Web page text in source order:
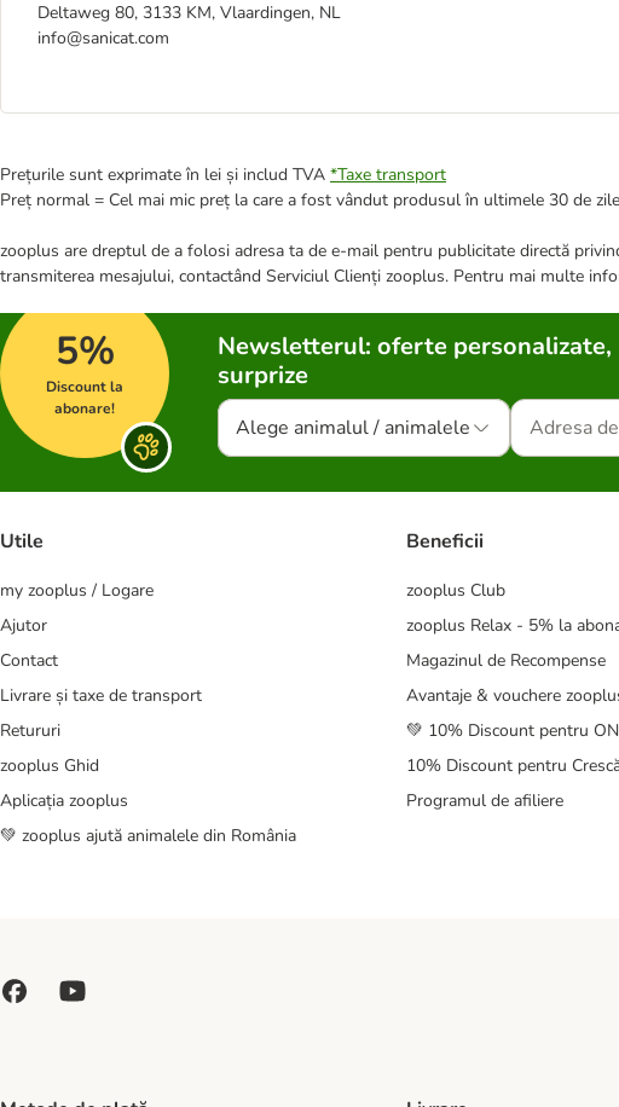
Deltaweg 80, 3133 KM, Vlaardingen, NL
info@sanicat.com
Prețurile sunt exprimate în lei și includ TVA *Taxe transport
Preț normal = Cel mai mic preț la care a fost vândut produsul în ultimele 30 de
zooplus are dreptul de a folosi adresa ta de e-mail pentru publicitate directă
transmiterea mesajului, contactând Serviciul Clienți zooplus. Pentru mai multe
5%
Discount la
abonare!
Newsletterul: oferte
surprize
Alege animalul / animalele
Utile
my zooplus / Logare
Ajutor
Contact
Livrare și taxe de transport
Retururi
zooplus Ghid
Aplicația zooplus
💚 zooplus ajută animalele din România
Beneficii
zooplus Club
zooplus Relax - 5% la
Magazinul de Recompense
Avantaje & vouchere
💚 10% Discount pentru
10% Discount pentru
Programul de afiliere